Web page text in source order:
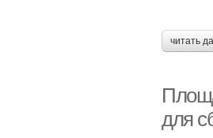
читать
для